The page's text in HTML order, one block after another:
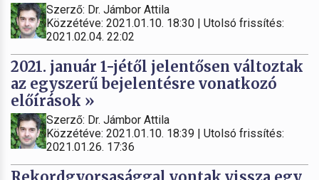
Szerző: Dr. Jámbor Attila
Közzétéve: 2021.01.10. 18:30 | Utolsó frissítés:
2021.02.04. 22:02
2021. január 1-jétől jelentősen változtak
az egyszerű bejelentésre vonatkozó
előírások »
Szerző: Dr. Jámbor Attila
Közzétéve: 2021.01.10. 18:39 | Utolsó frissítés:
2021.01.26. 17:36